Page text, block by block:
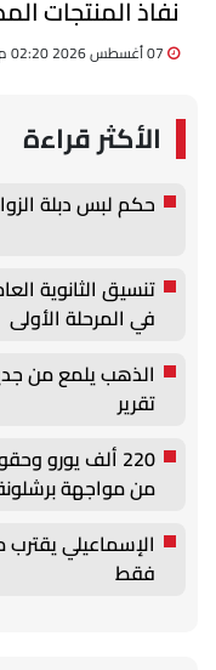
نفاذ المنتجات
الأكثر قراءة
حكم لبس دبلة
في المرحلة الأولى
تقرير
220 ألف يورو
من مواجهة
فقط